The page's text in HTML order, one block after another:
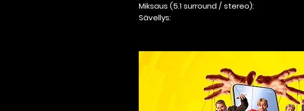
Miksaus (5.1 surround / stereo):
Sävellys: